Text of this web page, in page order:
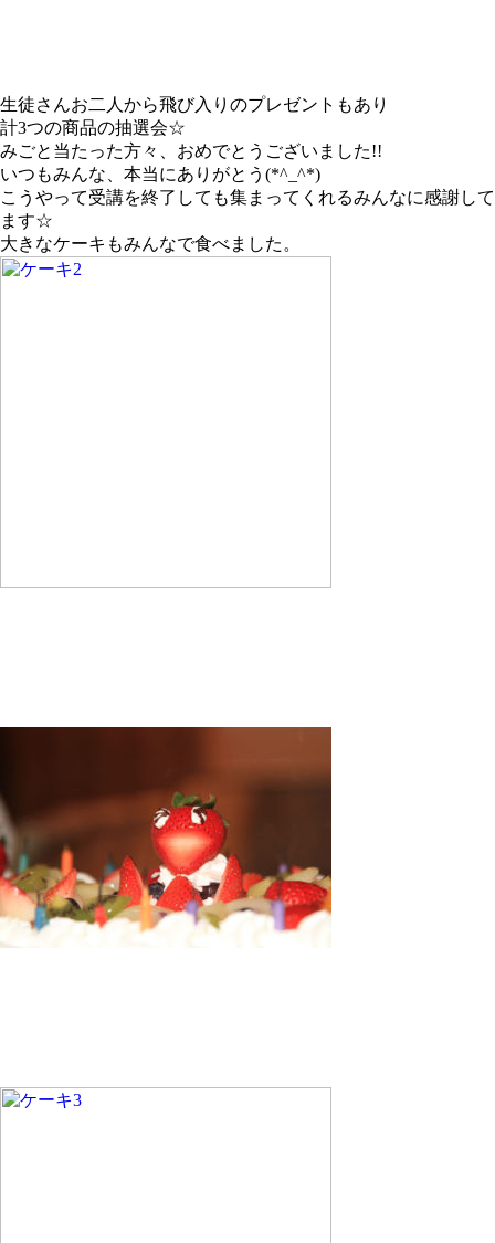
生徒さんお二人から飛び入りのプレゼントもあり
計3つの商品の抽選会☆
みごと当たった方々、おめでとうございました!!
いつもみんな、本当にありがとう(*^_^*)
こうやって受講を終了しても集まってくれるみんなに感謝して
ます☆
大きなケーキもみんなで食べました。